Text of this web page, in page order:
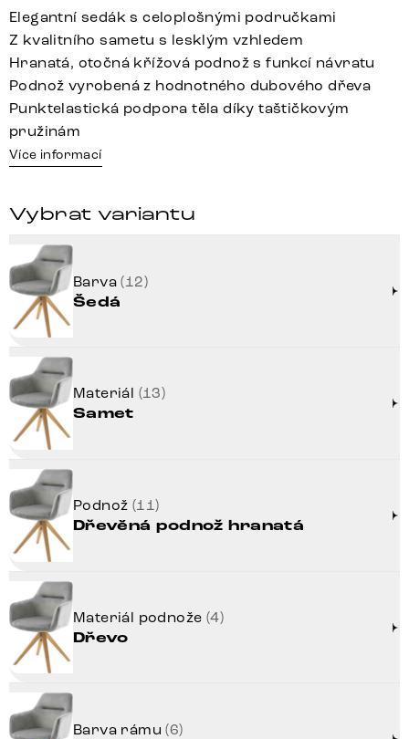
Elegantní sedák s celoplošnými područkami
Z kvalitního sametu s lesklým vzhledem
Hranatá, otočná křížová podnož s funkcí návratu
Podnož vyrobená z hodnotného dubového dřeva
Punktelastická podpora těla díky taštičkovým
pružinám
Více informací
Vybrat variantu
Barva(12)
Šedá
Materiál (13)
Samet
Podnož (11)
Dřevěná podnož hranatá
Materiál podnože (4)
Dřevo
Barva rámu(6)